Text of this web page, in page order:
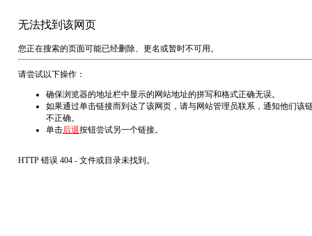
无法找到该网页
您正在搜索的页面可能已经删除、更名或暂时不可用。
请尝试以下操作：
确保浏览器的地址栏中显示的网站地址的拼写和格式正确无误。
如果通过单击链接而到达了该网页，请与网站管理员联系，通知他们该
不正确。
单击后退按钮尝试另一个链接。
HTTP 错误 404 - 文件或目录未找到。